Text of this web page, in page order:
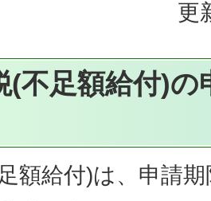
更
(不足額給付)
額給付)は、申請